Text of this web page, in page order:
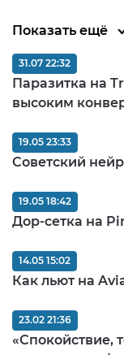
Показать ещё
Паразитка на
высоким
31.07 22:32
Советский
19.05 23:33
Дор-сетка на
19.05 18:42
Как льют на
14.05 15:02
«Спокойствие,
23.02 21:36